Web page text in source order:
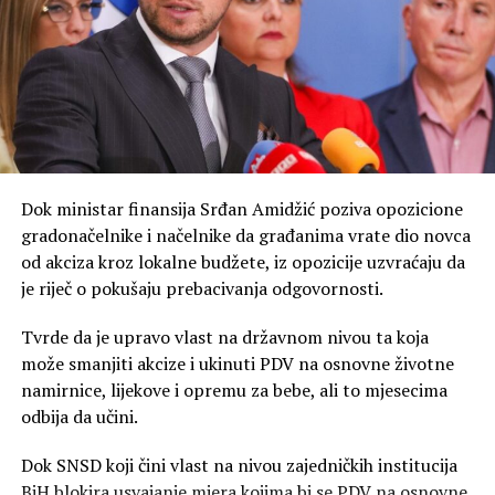
Republike Srpske, Trebinje.
– Napunili smo solidno akumulaciju “Bileća”, i poslije
toga imamo znatno manje padavina, u januaru 440 litara
po metru kvadratnom, a u ostalih pet mjeseci imamo
287 litara – naveo je Duško Vujović, rukovodilac sektora
za upravljanje proizvodnjom i vodama ZP
Trenutni dotoci su minorni u odnosu na potrošnju. Kota
hidroakumulacije “Bileća” je niža jedanaest metara u
odnosu na plan.
– Ona može da radio još 30, 40 dana, imamo remont
Hidroelektrana na Trebišnjici, koji će trajati preko
mjesec dana, crpimo naše kapacitete, vjerujem da će u
oktobru krenuti drugačije – kaže Petrović, navodi
Dok ministar finansija Srđan Amidžić poziva opozicione
gradonačelnike i načelnike da građanima vrate dio novca
od akciza kroz lokalne budžete, iz opozicije uzvraćaju da
je riječ o pokušaju prebacivanja odgovornosti.
Tvrde da je upravo vlast na državnom nivou ta koja
može smanjiti akcize i ukinuti PDV na osnovne životne
namirnice, lijekove i opremu za bebe, ali to mjesecima
odbija da učini.
Dok SNSD koji čini vlast na nivou zajedničkih institucija